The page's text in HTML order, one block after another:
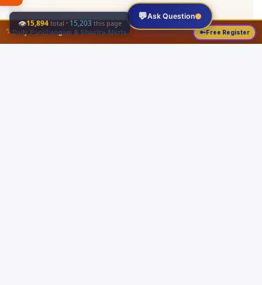
💬Ask Question
✨ Daily Panchangam & Shastra Alerts 🔑Free Register
👁15,894 total · 15,203 this page